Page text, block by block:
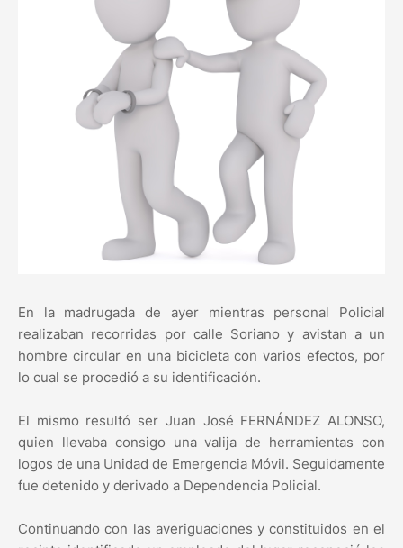
En la madrugada de ayer mientras personal Policial
realizaban recorridas por calle Soriano y avistan a un
hombre circular en una bicicleta con varios efectos, por
lo cual se procedió a su identificación.
El mismo resultó ser Juan José FERNÁNDEZ ALONSO,
quien llevaba consigo una valija de herramientas con
logos de una Unidad de Emergencia Móvil. Seguidamente
fue detenido y derivado a Dependencia Policial.
Continuando con las averiguaciones y constituidos en el